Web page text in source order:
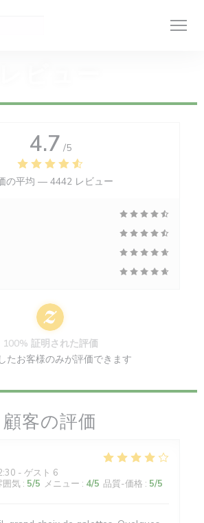
顧客の評価
- ゲスト 6
囲気 : 5/5 メニュー : 4/5 品質-価格 : 5/5
4.7 /5
の平均 — 4442 レビュー
100% 証明された評価
たお客様のみが評価できます